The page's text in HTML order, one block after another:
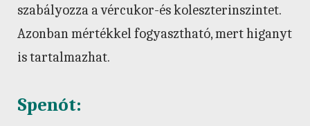
szabályozza a vércukor-és koleszterinszintet.
Azonban mértékkel fogyasztható, mert higanyt
is tartalmazhat.
Spenót: